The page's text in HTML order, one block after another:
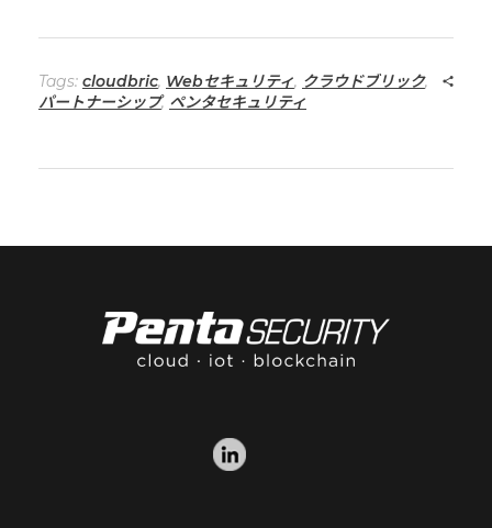
Tags: cloudbric, Webセキュリティ, クラウドブリック,
パートナーシップ, ペンタセキュリティ